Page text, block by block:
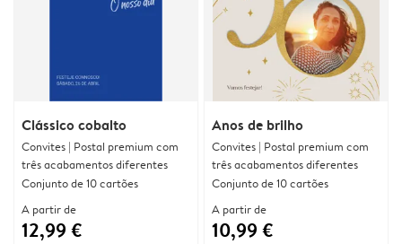
Clássico cobalto
Convites | Postal premium com
três acabamentos diferentes
Conjunto de 10 cartões
A partir de
12,99 €
Anos de brilho
Convites | Postal premium com
três acabamentos diferentes
Conjunto de 10 cartões
A partir de
10,99 €